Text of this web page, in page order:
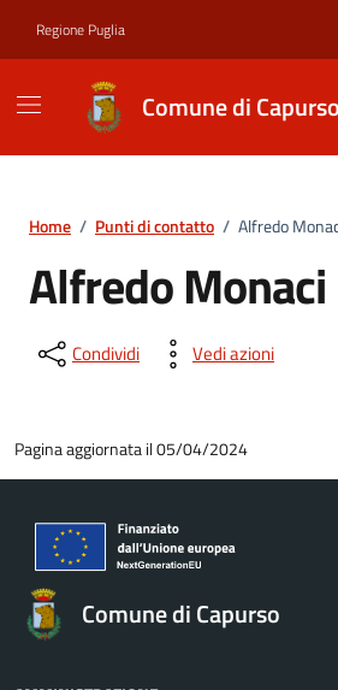
Regione Puglia
Comune di Capurso
Home / Punti di contatto / Alfredo
Alfredo Monaci
Condividi Vedi azioni
Pagina aggiornata il 05/04/2024
Comune di Capurso